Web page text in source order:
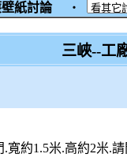
壁紙討論 ‧
三峽--工
寬約1.5米.高約2米.請